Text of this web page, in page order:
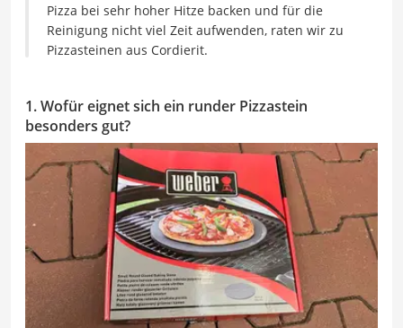
Pizza bei sehr hoher Hitze backen und für die
Reinigung nicht viel Zeit aufwenden, raten wir zu
Pizzasteinen aus Cordierit.
1. Wofür eignet sich ein runder Pizzastein
besonders gut?